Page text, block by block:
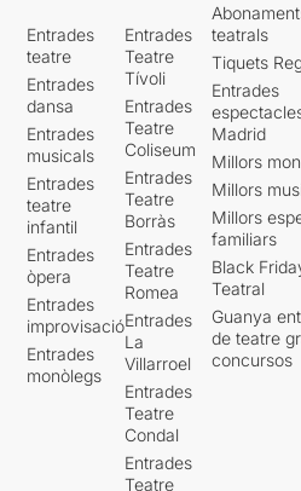
Entrades
teatre
Entrades
dansa
Entrades
musicals
Entrades
teatre
infantil
Entrades
òpera
Entrades
improvisació
Entrades
monòlegs
Entrades
Teatre
Tívoli
Entrades
Teatre
Coliseum
Entrades
Teatre
Borràs
Entrades
Teatre
Romea
Entrades
La
Villarroel
Entrades
Teatre
Condal
Entrades
Teatre
teatrals
Tiquets
Entrades
Madrid
Millors
Millors
Millors
familiars
Black
Teatral
Guanya
de teatre
concursos